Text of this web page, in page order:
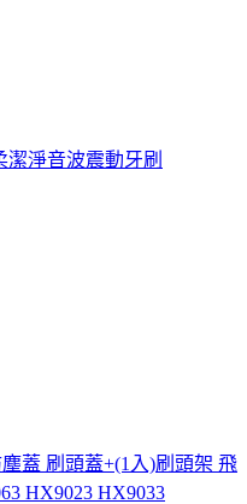
潔淨音波震動牙刷
蓋 刷頭蓋+(1入)刷頭架 飛
HX9023 HX9033